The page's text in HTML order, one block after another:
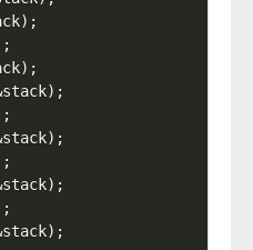
) ;
;
) ;
stack) ;
;
stack) ;
;
stack) ;
;
stack) ;